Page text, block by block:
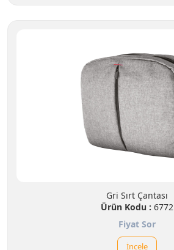
Gri Sırt Çantası
Ürün Kodu : 6772
Fiyat Sor
İncele